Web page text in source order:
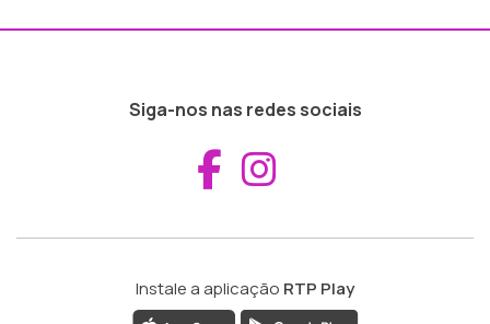
Siga-nos nas redes sociais
Aceder ao
Instale a aplicação RTP Play